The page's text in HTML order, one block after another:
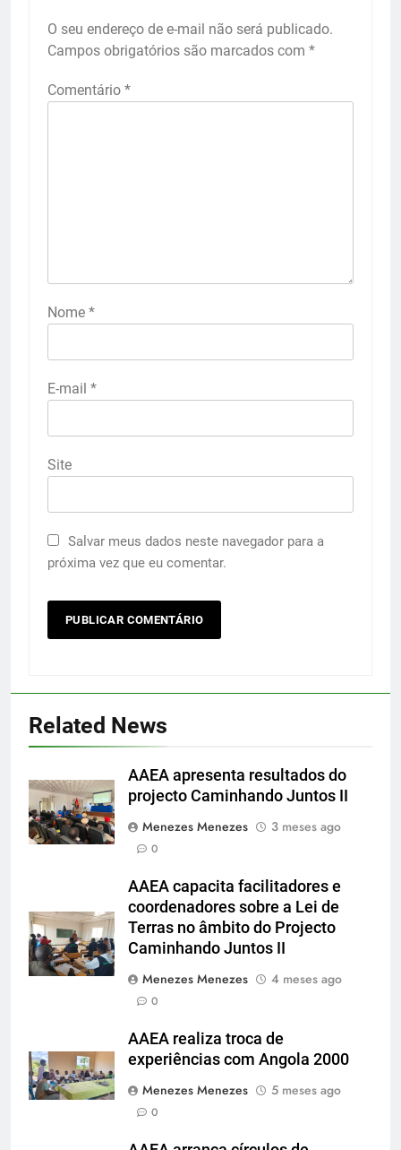
O seu endereço de e-mail não será publicado.
Campos obrigatórios são marcados com *
Comentário *
Nome *
E-mail *
Site
Salvar meus dados neste navegador para a
próxima vez que eu comentar.
Related News
AAEA apresenta resultados do
projecto Caminhando Juntos II
Menezes Menezes
3 meses ago
0
AAEA capacita facilitadores e
coordenadores sobre a Lei de
Terras no âmbito do Projecto
Caminhando Juntos II
Menezes Menezes
4 meses ago
0
AAEA realiza troca de
experiências com Angola 2000
Menezes Menezes
5 meses ago
0